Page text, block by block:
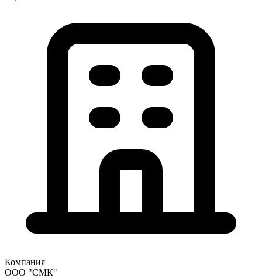
Компания
ООО "СМК"